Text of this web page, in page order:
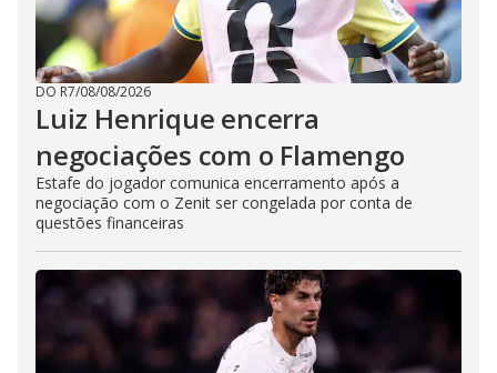
DO R7/08/08/2026
Luiz Henrique encerra
negociações com o Flamengo
Estafe do jogador comunica encerramento após a
negociação com o Zenit ser congelada por conta de
questões financeiras